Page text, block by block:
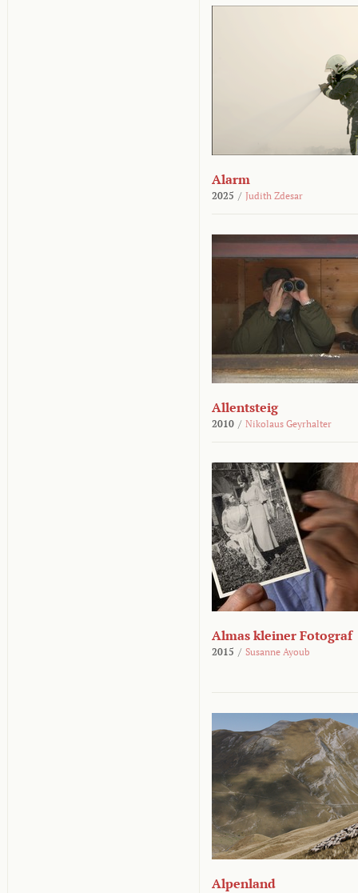
Alarm
2025 / Judith Zdesar
Allentsteig
2010 / Nikolaus Geyrhalter
Almas kleiner Fotograf
2015 / Susanne Ayoub
Alpenland